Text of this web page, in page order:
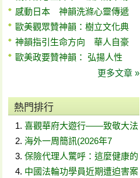
感動日本 神韻洗滌心靈傳遞
歐美觀眾贊神韻：樹立文化典
神韻指引生命方向 華人自豪
歐美政要贊神韻： 弘揚人性
更多文章 »
熱門排行
喜觀華府大遊行——致敬大法
海外一周簡訊(2026年7
保險代理人驚呼：這麼健康的
中國法輪功學員近期遭迫害案